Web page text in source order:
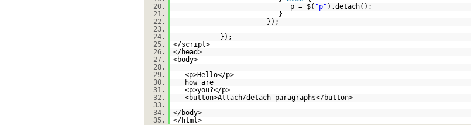
20.
p = $( "p" ).detach();
21.
}
22.
});
23.
24.
});
25.
</script>
26.
</head>
27.
<body>
28.
29.
<p>Hello</p>
30.
how are
31.
<p>you?</p>
32.
<button>Attach/detach paragraphs</button>
33.
34.
</body>
35.
</html>